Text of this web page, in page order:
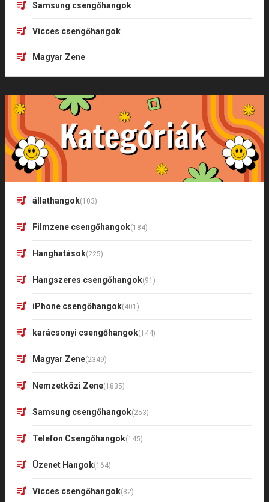
Samsung csengőhangok
Vicces csengőhangok
Magyar Zene
állathangok(103)
Filmzene csengőhangok(184)
Hanghatások(225)
Hangszeres csengőhangok(91)
iPhone csengőhangok(401)
karácsonyi csengőhangok(144)
Magyar Zene(2349)
Nemzetközi Zene(1835)
Samsung csengőhangok(253)
Telefon Csengőhangok(145)
Üzenet Hangok(164)
Vicces csengőhangok(82)